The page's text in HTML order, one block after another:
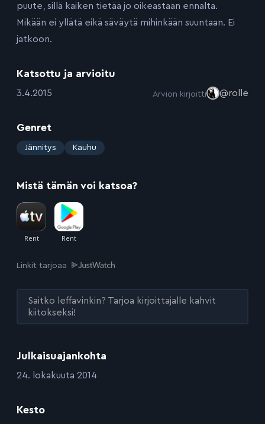
Julkaisuajankohta
:24. lokakuuta 2014
Kesto
puute, sillä kaiken tietää jo oikeastaan ennalta.
Mikään ei yllätä eikä säväytä mihinkään suuntaan. Ei
jatkoon.
Katsottu ja arvioitu
:3.4.2015 Arvion kirjoitti @rolle
Genret
: Jännitys Kauhu
Mistä tämän voi katsoa?
Linkit tarjoaa
Saitko leffavinkin? Tarjoa kirjoittajalle kahvit
kiitokseksi!